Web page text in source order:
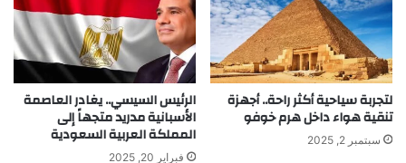
لتجربة سياحية أكثر راحة.. أجهزة
تنقية هواء داخل هرم خوفو
سبتمبر 2, 2025
الرئيس السيسي.. يغادر العاصمة
الأسبانية مدريد متجهاً إلى
المملكة العربية السعودية
فبراير 20, 2025